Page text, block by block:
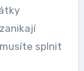
splnit